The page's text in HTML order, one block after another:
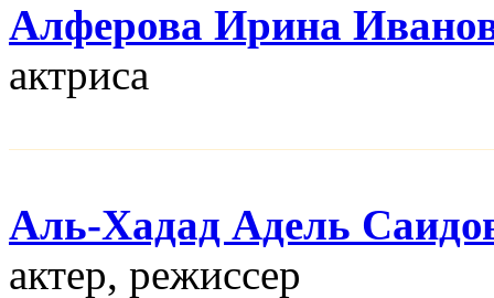
Алферова Ирина
актриса
Аль-Хадад Адель
актер, режисcер